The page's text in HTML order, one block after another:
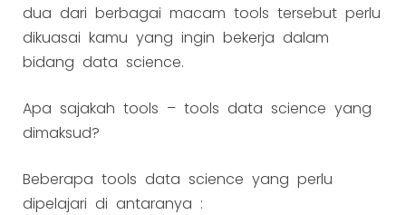
dua dari berbagai macam tools tersebut perlu
dikuasai kamu yang ingin bekerja dalam
bidang data science.
Apa sajakah tools – tools data science yang
dimaksud?
Beberapa tools data science yang perlu
dipelajari di antaranya :